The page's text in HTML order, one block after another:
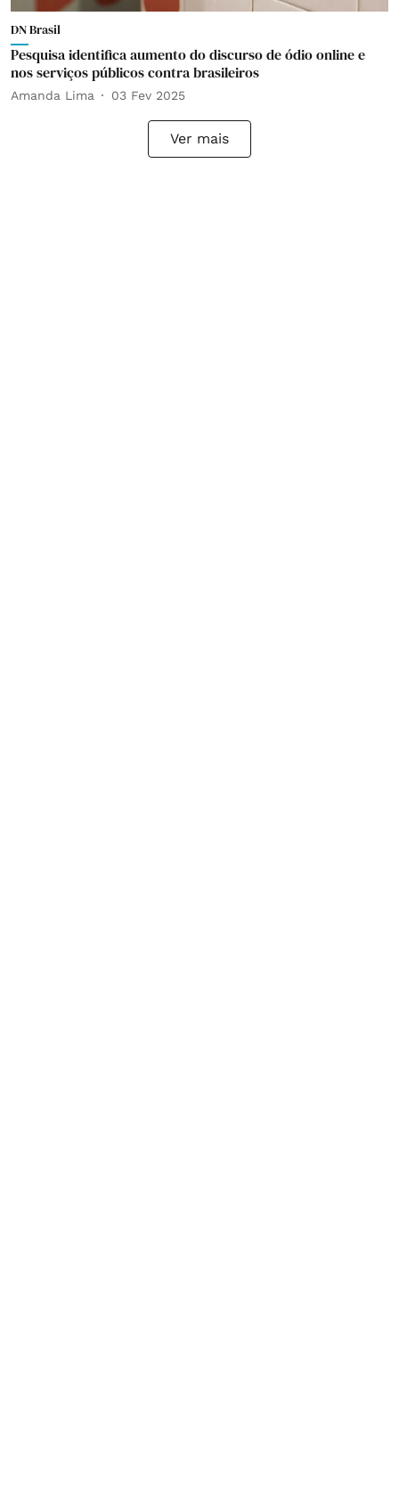
DN Brasil
Pesquisa identifica aumento do discurso de ódio online e
nos serviços públicos contra brasileiros
Amanda Lima 03 Fev 2025
Ver mais